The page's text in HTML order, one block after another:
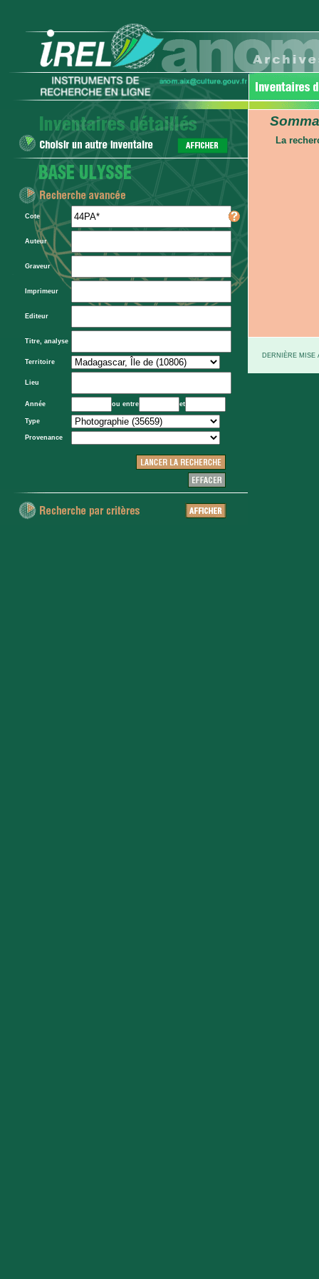
Cote
Auteur
Graveur
Imprimeur
Editeur
Titre, analyse
Territoire
Lieu
Année ou entre et
Type
Provenance
La
DERNIÈRE MISE